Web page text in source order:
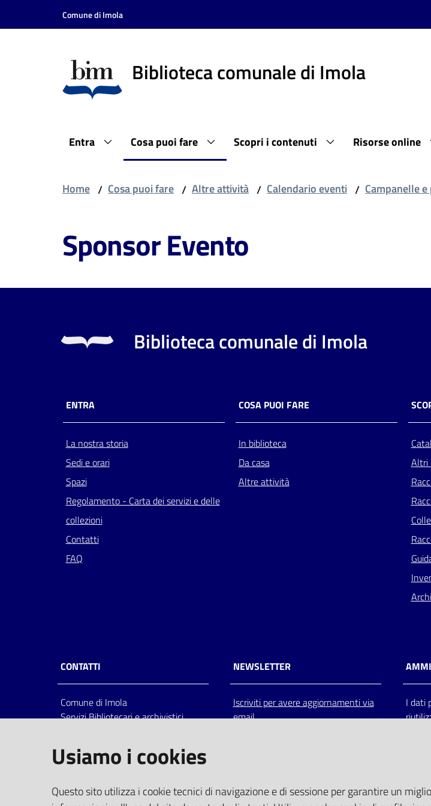
Vai al contenuto
Vai alla navigazione
Comune di Imola
Biblioteca comunale di Imola
Entra Cosa puoi fare Scopri i contenuti Risorse online
Home / Cosa puoi fare / Altre attività / Calendario eventi / Campanelle
Sponsor Evento
Biblioteca comunale di Imola
ENTRA
La nostra storia
Sedi e orari
Spazi
Regolamento - Carta dei servizi e delle
collezioni
Contatti
FAQ
COSA PUOI FARE
In biblioteca
Da casa
Altre attività
Altri
CONTATTI
Comune di Imola
Servizi Bibliotecari e archivistici
Italia
centralino: tel 0542.6026.36 fax
bim@comune.imola.bo.it
PEC
NEWSLETTER
Iscriviti per avere aggiornamenti via
email
I dati
Usiamo i cookies
Questo sito utilizza i cookie tecnici di navigazione e di sessione per garantire un